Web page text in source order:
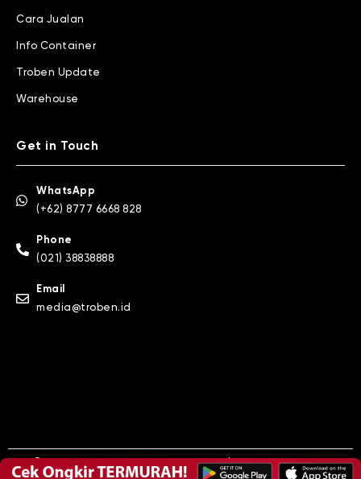
Cara Jualan
Info Container
Troben Update
Warehouse
Get in Touch
WhatsApp
(+62) 8777 6668 828
Phone
(021) 38838888
Email
media@troben.id
© Copyright 2024. PT TrawLbens Teknologi Anak Indonesia.